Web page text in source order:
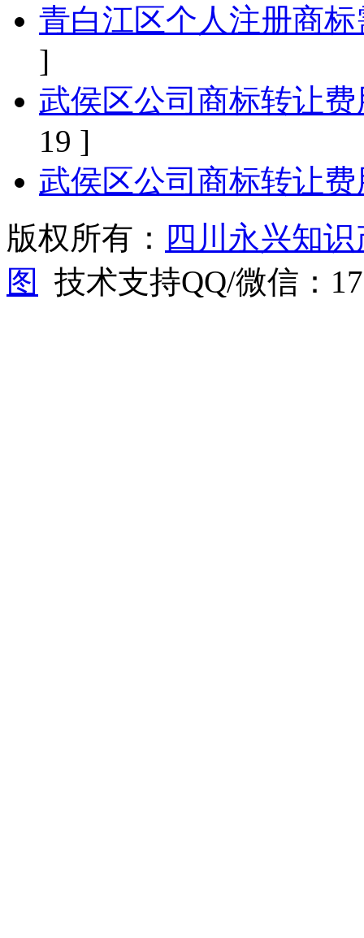
青白江区个人注册商
]
武侯区公司商标转让
19 ]
武侯区公司商标转让
版权所有： 四川永兴知
图
技术支持QQ/微信：